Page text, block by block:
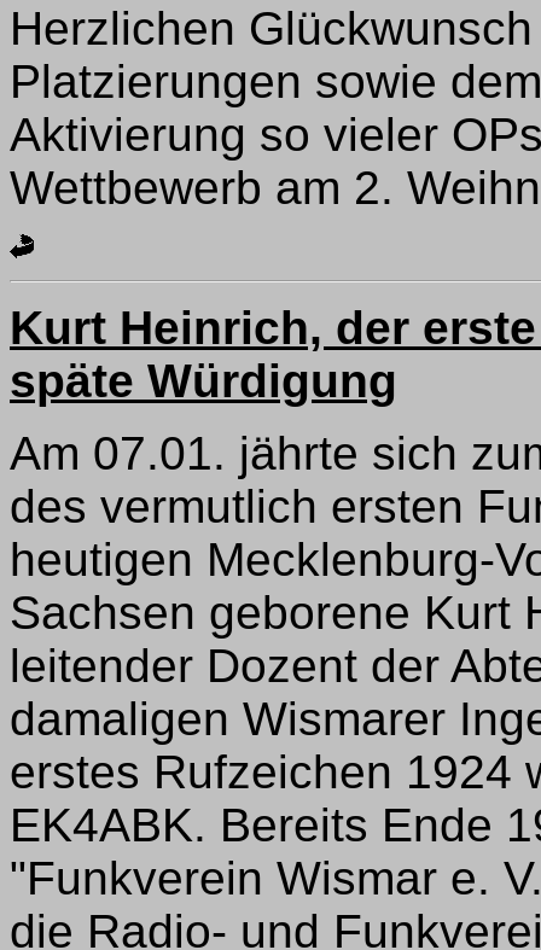
Herzlichen
Platzierungen sowie
Aktivierung so vieler
Wettbewerb am 2.
Kurt Heinrich, der
späte Würdigung
Am 07.01. jährte sich
des vermutlich ersten
heutigen Mecklenburg-
Sachsen geborene Kurt
leitender Dozent der
damaligen Wismarer
erstes Rufzeichen 1924
EK4ABK. Bereits Ende
"Funkverein Wismar e.
die Radio- und